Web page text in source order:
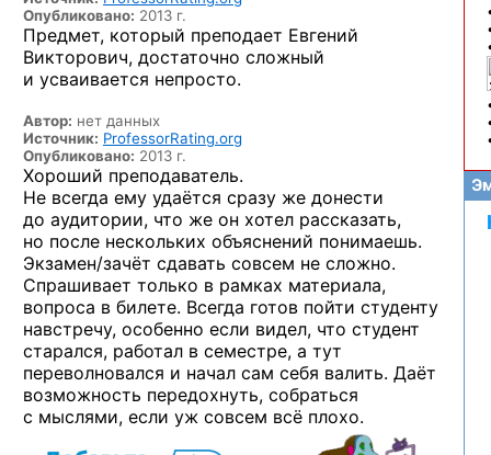
Опубликовано: 2013 г.
Предмет, который преподает Евгений
Викторович, достаточно сложный
и усваивается непросто.
Автор: нет данных
Источник: ProfessorRating.org
Опубликовано: 2013 г.
Хороший преподаватель.
Не всегда ему удаётся сразу же донести
до аудитории, что же он хотел рассказать,
но после нескольких объяснений понимаешь.
Экзамен/зачёт сдавать совсем не сложно.
Спрашивает только в рамках материала,
вопроса в билете. Всегда готов пойти студенту
навстречу, особенно если видел, что студент
старался, работал в семестре, а тут
переволновался и начал сам себя валить. Даёт
возможность передохнуть, собраться
с мыслями, если уж совсем всё плохо.